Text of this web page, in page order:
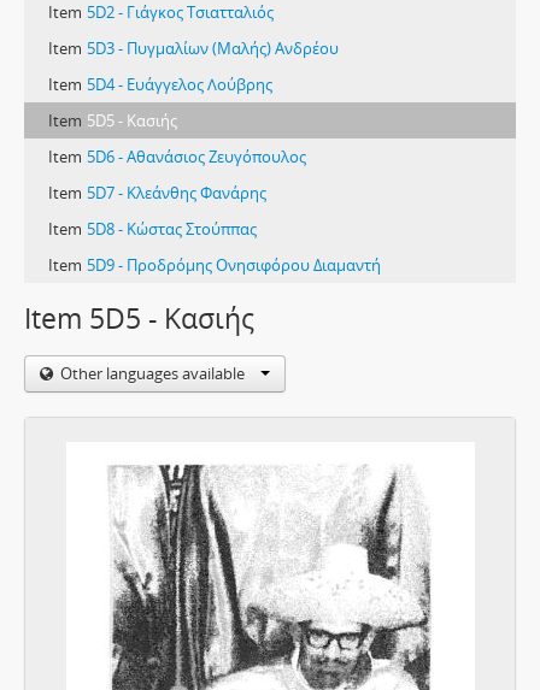
Item 5D2 - Γιάγκος Τσιατταλιός
Item 5D3 - Πυγμαλίων (Μαλής) Ανδρέου
Item 5D4 - Ευάγγελος Λούβρης
Item 5D5 - Κασιής
Item 5D6 - Αθανάσιος Ζευγόπουλος
Item 5D7 - Κλεάνθης Φανάρης
Item 5D8 - Κώστας Στούππας
Item 5D9 - Προδρόμης Ονησιφόρου Διαμαντή
Item 5D5 - Κασιής
Other languages available